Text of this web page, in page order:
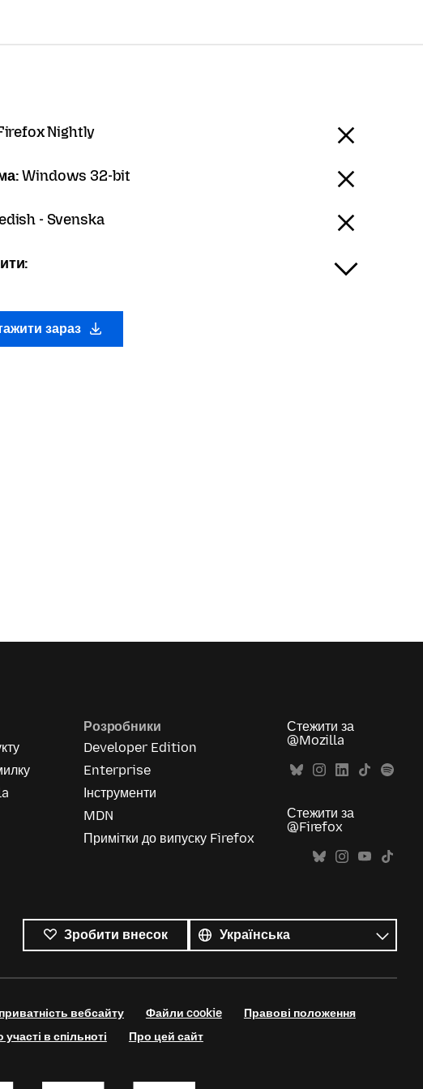
Nightly
Windows 32-bit
- Svenska
зараз
Розробники
Developer Edition
Enterprise
Інструменти
MDN
Примітки до випуску Firefox
Стежити за
@Mozilla
Стежити за
@Firefox
Зробити внесок
мови
Мова
вебсайту Файли cookie
Правові положення
в спільноті
Про цей сайт